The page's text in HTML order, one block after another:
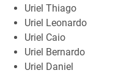
Uriel Thiago
Uriel Leonardo
Uriel Caio
Uriel Bernardo
Uriel Daniel